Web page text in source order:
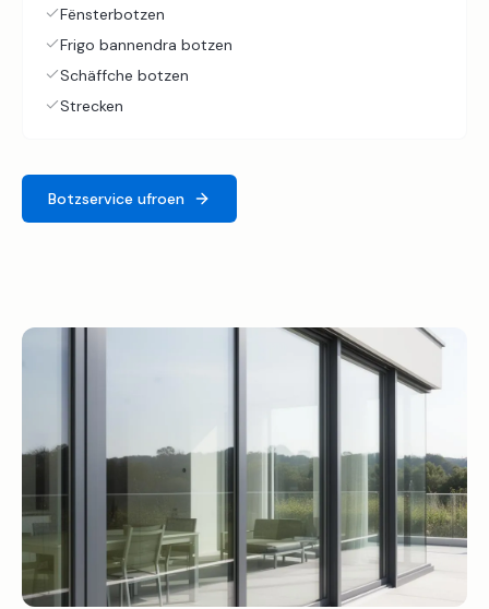
Fënsterbotzen
Frigo bannendra botzen
Schäffche botzen
Strecken
Botzservice ufroen